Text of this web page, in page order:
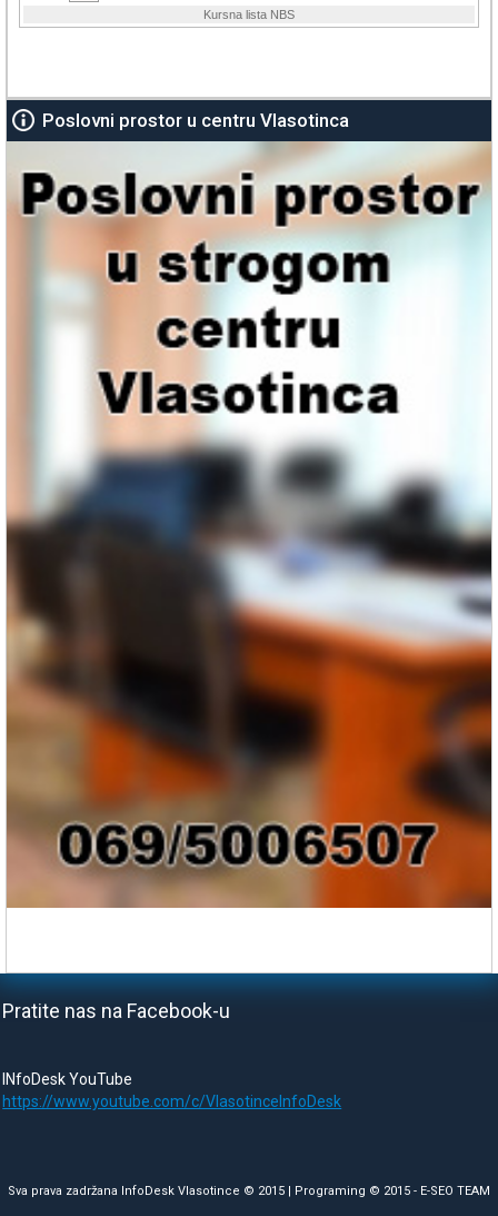
Poslovni prostor u centru Vlasotinca
Pratite nas na Facebook-u
INfoDesk YouTube
https://www.youtube.com/c/VlasotinceInfoDesk
Sva prava zadržana InfoDesk Vlasotince © 2015 | Programing © 2015 - E-SEO TEAM